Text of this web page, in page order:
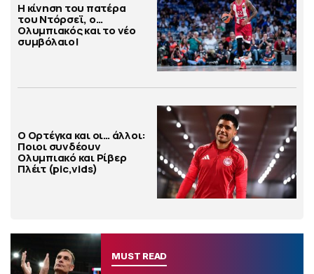
Η κίνηση του πατέρα
του Ντόρσεϊ, ο…
Ολυμπιακός και το νέο
συμβόλαιο!
Ο Ορτέγκα και οι… άλλοι:
Ποιοι συνδέουν
Ολυμπιακό και Ρίβερ
Πλέιτ (pic,vids)
MUST READ